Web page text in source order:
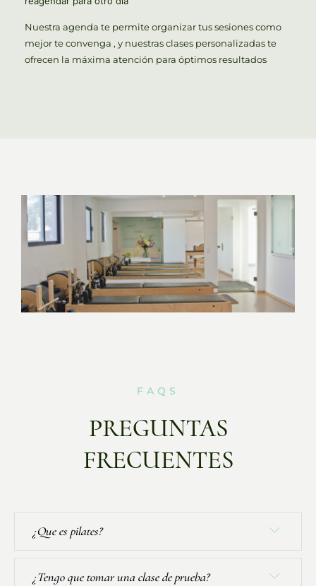
Nuestra agenda te permite organizar tus sesiones como
mejor te convenga , y nuestras clases personalizadas te
ofrecen la máxima atención para óptimos resultados
FAQS
PREGUNTAS
FRECUENTES
¿Que es pilates?
¿Tengo que tomar una clase de prueba?